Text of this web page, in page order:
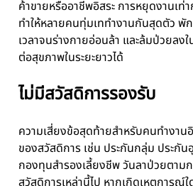
ค้าขายหรืออาชีพอิสระ การหยุดงานเท่า
ทำให้หลายคนทุ่มเททำงานกันสุดตัว พั
เวลาจนร่างกายอ่อนล้า และล้มป่วยลง
ต่อสุขภาพในระยะยาวได้
ไม่มีสวัสดิการรองรับ
ความเสี่ยงข้อสุดท้ายสำหรับคนทำงาน
ของสวัสดิการ เช่น ประกันกลุ่ม ประกัน
กองทุนสำรองเลี้ยงชีพ วันลาป่วยตาม